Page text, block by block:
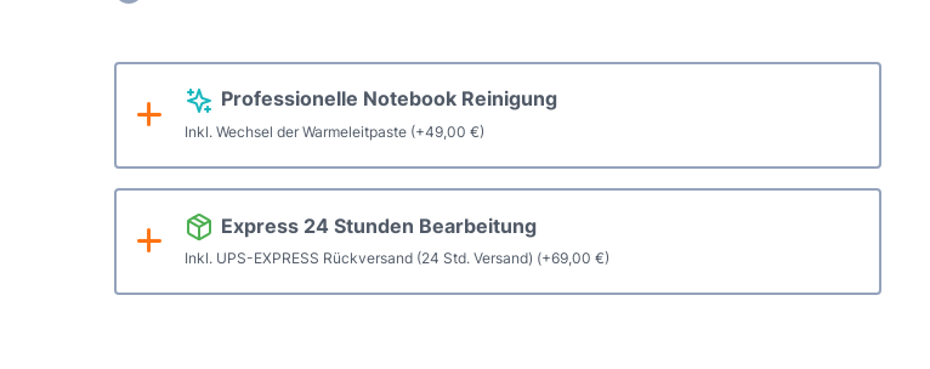
Professionelle Notebook Reinigung
Inkl. Wechsel der Warmeleitpaste (+49,00 €)
Express 24 Stunden Bearbeitung
Inkl. UPS-EXPRESS Rückversand (24 Std. Versand) (+69,00 €)